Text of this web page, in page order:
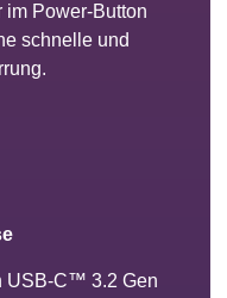
Power-Button
schnelle und
USB-C™ 3.2 Gen